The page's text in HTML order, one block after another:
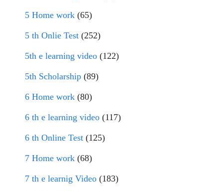
5 Home work (65)
5 th Onlie Test (252)
5th e learning video (122)
5th Scholarship (89)
6 Home work (80)
6 th e learning video (117)
6 th Online Test (125)
7 Home work (68)
7 th e learnig Video (183)